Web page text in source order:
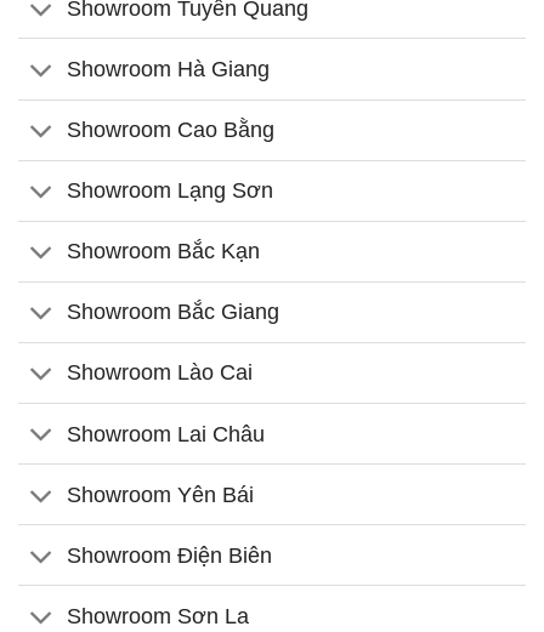
Showroom Tuyên Quang
Showroom Hà Giang
Showroom Cao Bằng
Showroom Lạng Sơn
Showroom Bắc Kạn
Showroom Bắc Giang
Showroom Lào Cai
Showroom Lai Châu
Showroom Yên Bái
Showroom Điện Biên
Showroom Sơn La